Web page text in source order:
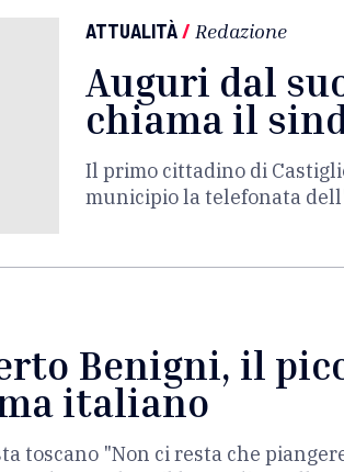
ATTUALITÀ/ Redazione
Auguri dal
chiama il
Il primo cittadino di
municipio la telefonata
Benigni, il
italiano
toscano "Non ci resta che